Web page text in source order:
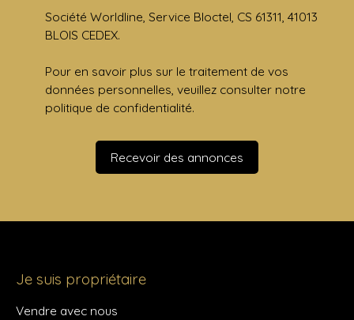
Société Worldline, Service Bloctel, CS 61311, 41013
BLOIS CEDEX.
Pour en savoir plus sur le traitement de vos
données personnelles, veuillez consulter notre
politique de confidentialité.
Recevoir des annonces
Je suis propriétaire
Vendre avec nous